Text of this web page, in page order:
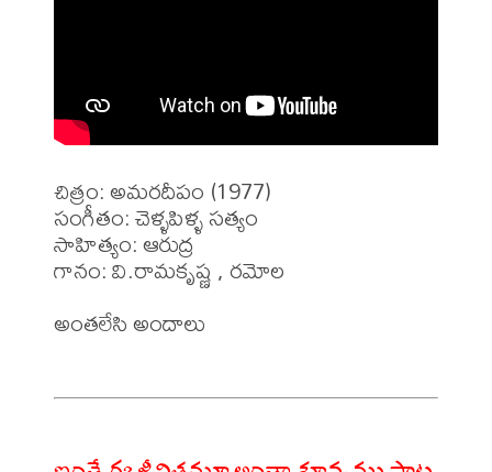
చిత్రం: అమరదీపం (1977)
సంగీతం: చెళ్ళపిళ్ళ సత్యం
సాహిత్యం: ఆరుద్ర
గానం: వి.రామకృష్ణ , రమోల
అంతలేసి అందాలు